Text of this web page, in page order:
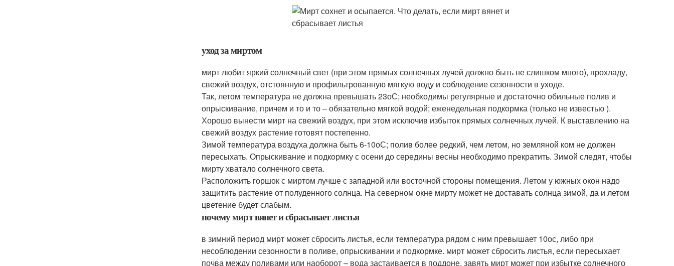
уход за миртом
мирт любит яркий солнечный свет (при этом прямых солнечных лучей должно быть не слишком много), прохладу,
свежий воздух, отстоянную и профильтрованную мягкую воду и соблюдение сезонности в уходе.
Так, летом температура не должна превышать 23оС; необходимы регулярные и достаточно обильные полив и
опрыскивание, причем и то и то – обязательно мягкой водой; еженедельная подкормка (только не известью ).
Хорошо вынести мирт на свежий воздух, при этом исключив избыток прямых солнечных лучей. К выставлению на
свежий воздух растение готовят постепенно.
Зимой температура воздуха должна быть 6-10оС; полив более редкий, чем летом, но земляной ком не должен
пересыхать. Опрыскивание и подкормку с осени до середины весны необходимо прекратить. Зимой следят, чтобы
мирту хватало солнечного света.
Расположить горшок с миртом лучше с западной или восточной стороны помещения. Летом у южных окон надо
защитить растение от полуденного солнца. На северном окне мирту может не доставать солнца зимой, да и летом
цветение будет слабым.
почему мирт вянет и сбрасывает листья
в зимний период мирт может сбросить листья, если температура рядом с ним превышает 10ос, либо при
несоблюдении сезонности в поливе, опрыскивании и подкормке. мирт может сбросить листья, если пересыхает
почва между поливами или наоборот – вода застаивается в поддоне. завять мирт может при избытке солнечного